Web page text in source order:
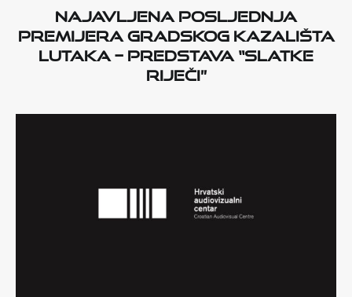
Najavljena posljednja
premijera Gradskog kazališta
lutaka – predstava “Slatke
riječi”